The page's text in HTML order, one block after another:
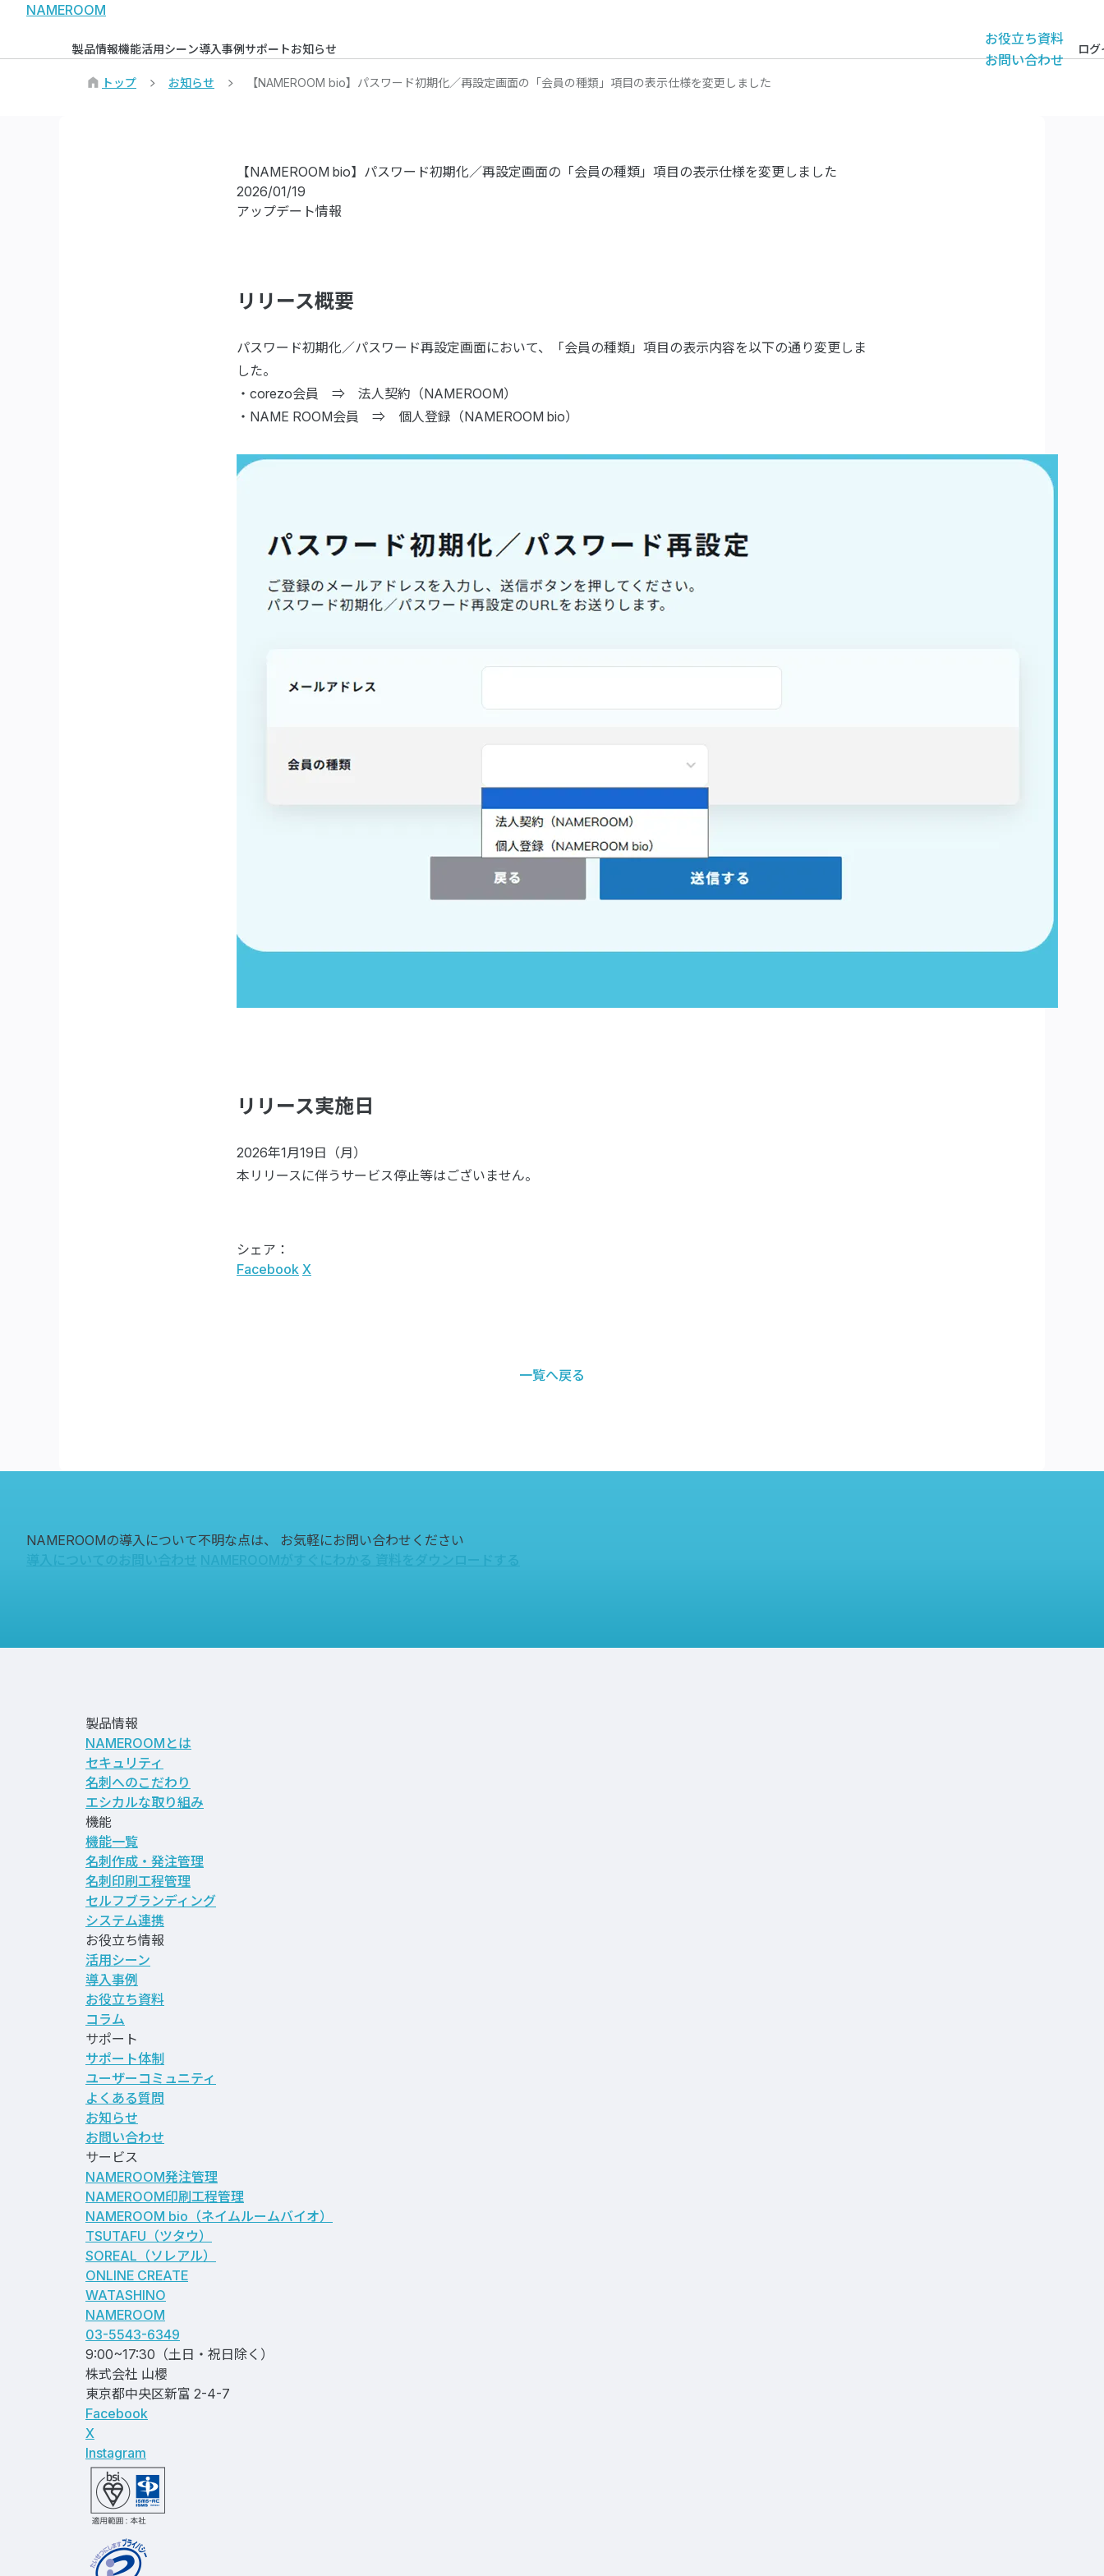
NAMEROOM
製品情報機能活用シーン導入事例サポートお知らせ
お役立ち資料
お問い合わせ
ロ
トップ お知らせ 【NAMEROOM bio】パスワード初期化／再設定画面の「会員の種類」項目の表示仕様を変更しました
【NAMEROOM bio】パスワード初期化／再設定画面の「会員の種類」項目の表示仕様を変更しました
2026/01/19
アップデート情報
リリース概要
パスワード初期化／パスワード再設定画面において、「会員の種類」項目の表示内容を以下の通り変更しま
した。
・corezo会員 ⇒ 法人契約（NAMEROOM）
・NAME ROOM会員 ⇒ 個人登録（NAMEROOM bio）
リリース実施日
2026年1月19日（月）
本リリースに伴うサービス停止等はございません。
シェア：
Facebook X
一覧へ戻る
NAMEROOMの導入について不明な点は、
お気軽にお問い合わせください
導入についてのお問い合わせ NAMEROOMがすぐにわかる 資料をダウンロードする
製品情報
NAMEROOMとは
セキュリティ
名刺へのこだわり
エシカルな取り組み
機能
機能一覧
名刺作成・発注管理
名刺印刷工程管理
セルフブランディング
システム連携
お役立ち情報
活用シーン
導入事例
お役立ち資料
コラム
サポート
サポート体制
ユーザーコミュニティ
よくある質問
お知らせ
お問い合わせ
サービス
NAMEROOM発注管理
NAMEROOM印刷工程管理
NAMEROOM bio （ネイムルームバイオ）
TSUTAFU（ツタウ）
SOREAL（ソレアル）
ONLINE CREATE
WATASHINO
NAMEROOM
03-5543-6349
9:00~17:30（土日・祝日除く）
株式会社 山櫻
東京都中央区新富 2-4-7
Facebook
X
Instagram